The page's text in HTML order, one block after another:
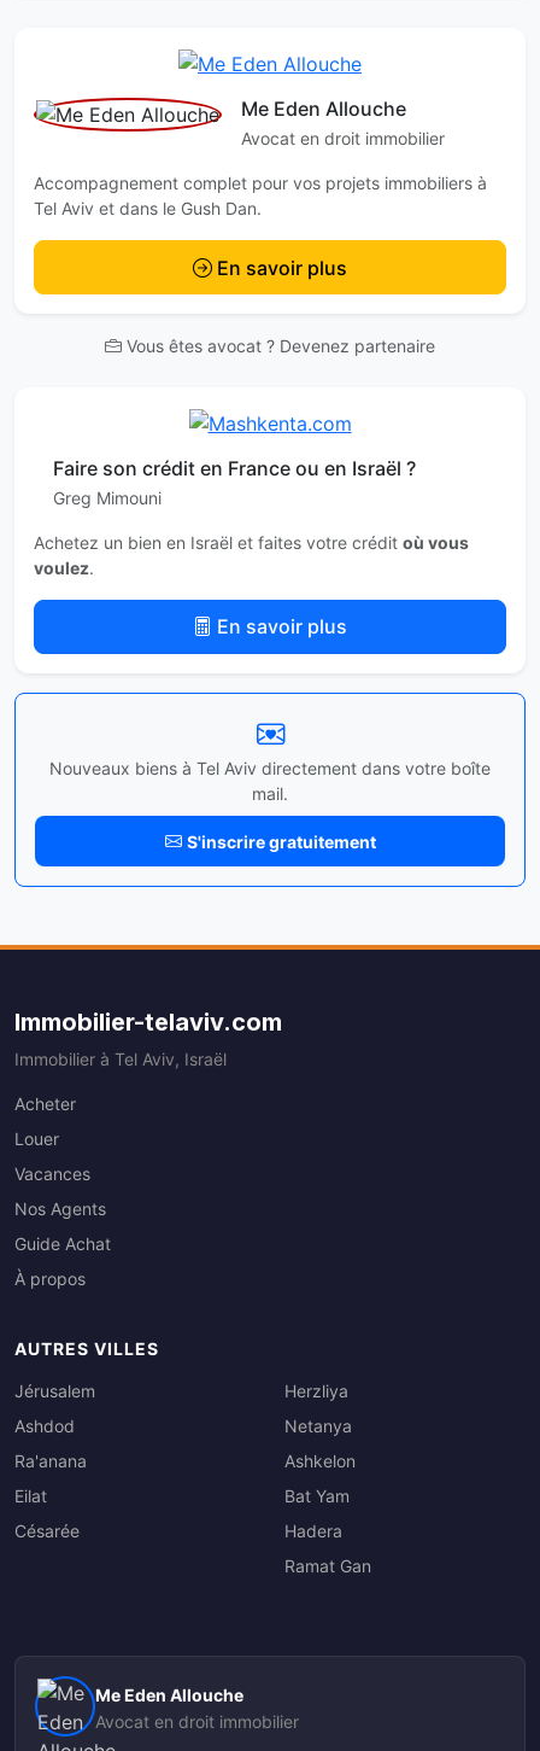
Me Eden Allouche
Avocat en droit immobilier
Accompagnement complet pour vos projets immobiliers à
Tel Aviv et dans le Gush Dan.
En savoir plus
Vous êtes avocat ? Devenez partenaire
Faire son crédit en France ou en Israël ?
Greg Mimouni
Achetez un bien en Israël et faites votre crédit où vous
voulez.
En savoir plus
Nouveaux biens à Tel Aviv directement dans votre boîte
mail.
S'inscrire gratuitement
Immobilier-telaviv.com
Immobilier à Tel Aviv, Israël
Acheter
Louer
Vacances
Nos Agents
Guide Achat
À propos
AUTRES VILLES
Jérusalem
Ashdod
Ra'anana
Eilat
Césarée
Herzliya
Netanya
Ashkelon
Bat Yam
Hadera
Ramat Gan
Me Eden Allouche
Avocat en droit immobilier